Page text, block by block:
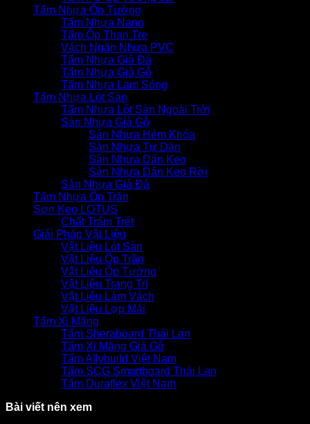
Tấm Nhựa Ốp Tường
Tấm Nhựa Nano
Tấm Ốp Than Tre
Vách Ngăn Nhựa PVC
Tấm Nhựa Giả Đá
Tấm Nhựa Giả Gỗ
Tấm Nhựa Lam Sóng
Tấm Nhựa Lót Sàn
Tấm Nhựa Lót Sàn Ngoài Trời
Sàn Nhựa Giả Gỗ
Sàn Nhựa Hèm Khóa
Sàn Nhựa Tự Dán
Sàn Nhựa Dán Keo
Sàn Nhựa Dán Keo Rời
Sàn Nhựa Giả Đá
Tấm Nhựa Ốp Trần
Sơn Keo LOTUS
Chất Trám Trét
Giải Pháp Vật Liệu
Vật Liệu Lót Sàn
Vật Liệu Ốp Trần
Vật Liệu Ốp Tường
Vật Liệu Trang Trí
Vật Liệu Làm Vách
Vật Liệu Lợp Mái
Tấm Xi Măng
Tấm Sheraboard Thái Lan
Tấm Xi Măng Giả Gỗ
Tấm Allybuild Việt Nam
Tấm SCG Smartboard Thái Lan
Tấm Duraflex Việt Nam
Bài viết nên xem